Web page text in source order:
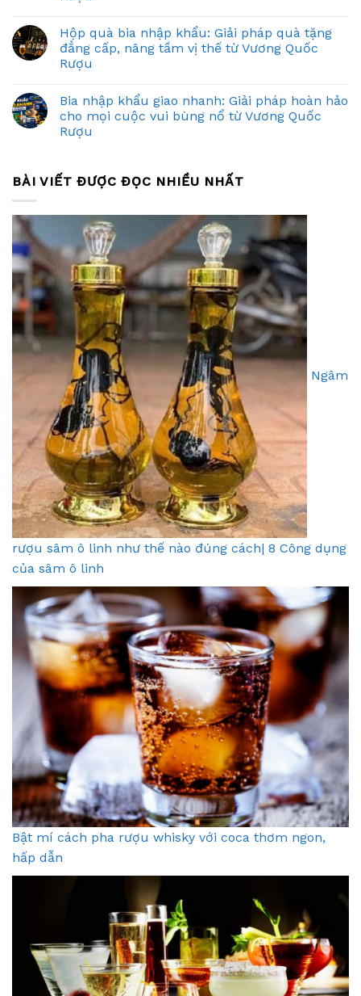
Hộp quà bia nhập khẩu: Giải pháp quà tặng
đẳng cấp, nâng tầm vị thế từ Vương Quốc
Rượu
Bia nhập khẩu giao nhanh: Giải pháp hoàn hảo
cho mọi cuộc vui bùng nổ từ Vương Quốc
Rượu
BÀI VIẾT ĐƯỢC ĐỌC NHIỀU NHẤT
Ngâm
rượu sâm ô linh như thế nào đúng cách| 8 Công dụng
của sâm ô linh
Bật mí cách pha rượu whisky với coca thơm ngon,
hấp dẫn